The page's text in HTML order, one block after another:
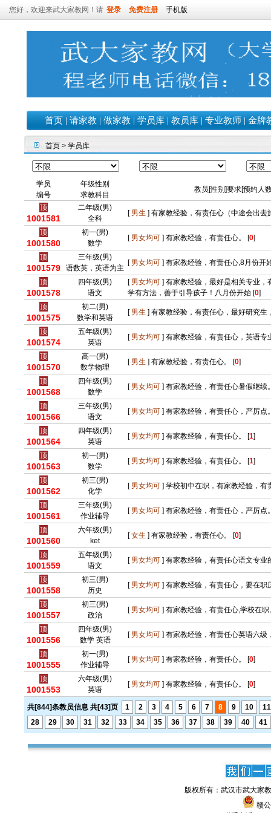
您好，欢迎来武大家教网！请 登录 免费注册 手机版
首页 | 请家教 | 做家教 | 学员库 | 教员库 | 专业教师 | 金牌
首页 > 学员库
学员
编号
年级性别
求教科目
教员[性别]要求[预约人
顶
1001581
二年级(男)
全科
[男生 ] 有家教经验，有责任心（中途会出去
顶
1001580
初一(男)
数学
[男女均可 ] 有家教经验，有责任心。 [0]
顶
1001579
三年级(男)
语数英，英语为主
[男女均可 ] 有家教经验，有责任心,8月份开
顶
1001578
四年级(男)
语文
[男女均可 ] 有家教经验，最好是相关专业，
学有方法，善于引导孩子！八月份开始 [0]
顶
1001575
初二(男)
数学和英语
[男生 ] 有家教经验，有责任心，最好研究生
顶
1001574
五年级(男)
英语
[男女均可 ] 有家教经验，有责任心，英语专
顶
1001570
高一(男)
数学物理
[男生 ] 有家教经验，有责任心。 [0]
顶
1001568
四年级(男)
数学
[男女均可 ] 有家教经验，有责任心暑假继续
顶
1001566
三年级(男)
语文
[男女均可 ] 有家教经验，有责任心，严厉点
顶
1001564
四年级(男)
英语
[男女均可 ] 有家教经验，有责任心。 [1]
顶
1001563
初一(男)
数学
[男女均可 ] 有家教经验，有责任心。 [1]
顶
1001562
初三(男)
化学
[男女均可 ] 学校初中在职，有家教经验，有
顶
1001561
三年级(男)
作业辅导
[男女均可 ] 有家教经验，有责任心，严厉点
顶
1001560
六年级(男)
ket
[女生 ] 有家教经验，有责任心。 [0]
顶
1001559
五年级(男)
语文
[男女均可 ] 有家教经验，有责任心语文专业
顶
1001558
初三(男)
历史
[男女均可 ] 有家教经验，有责任心，要在职
顶
1001557
初三(男)
政治
[男女均可 ] 有家教经验，有责任心,学校在职
顶
1001556
四年级(男)
数学 英语
[男女均可 ] 有家教经验，有责任心英语六级
顶
1001555
初一(男)
作业辅导
[男女均可 ] 有家教经验，有责任心。 [0]
顶
1001553
六年级(男)
英语
[男女均可 ] 有家教经验，有责任心。 [0]
共[844]条教员信息 共[43]页 1 2 3 4 5 6 7 8 9 10
11
28
29 30 31 32 33 34 35 36 37 38 39 40 41
版权所有：武汉市武大家
赣